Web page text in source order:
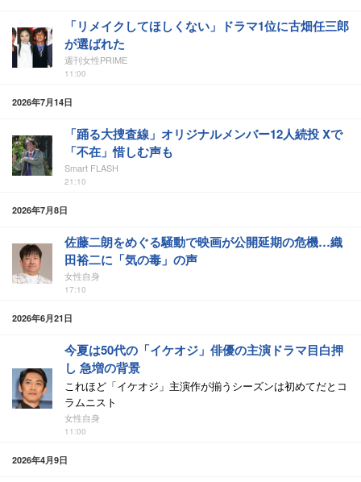
「リメイクしてほしくない」ドラマ1位に古畑任三郎
が選ばれた
週刊女性PRIME
11:00
2026年7月14日
「踊る大捜査線」オリジナルメンバー12人続投 Xで
「不在」惜しむ声も
Smart FLASH
21:10
2026年7月8日
佐藤二朗をめぐる騒動で映画が公開延期の危機…織
田裕二に「気の毒」の声
女性自身
17:10
2026年6月21日
今夏は50代の「イケオジ」俳優の主演ドラマ目白押
し 急増の背景
これほど「イケオジ」主演作が揃うシーズンは初めてだとコ
ラムニスト
女性自身
11:00
2026年4月9日